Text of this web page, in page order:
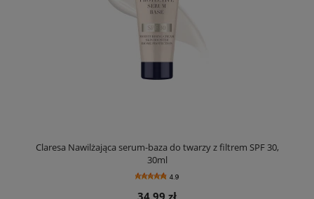
Claresa Nawilżająca serum-baza do twarzy z filtrem SPF 30,
30ml
4.9
34,99 zł